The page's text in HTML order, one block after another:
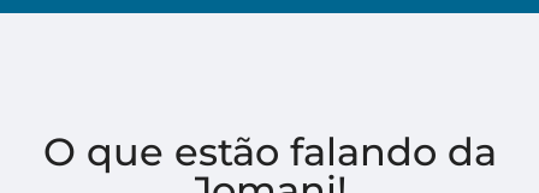
O que estão falando da